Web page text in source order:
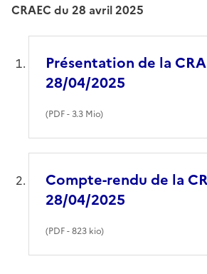
CRAEC du 28 avril 2025
Présentation de la
28/04/2025
(PDF- 3.3 Mio)
Compte-rendu de la
28/04/2025
(PDF- 823 kio)